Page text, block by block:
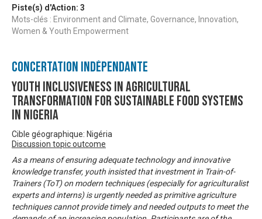
Piste(s) d'Action: 3
Mots-clés : Environment and Climate, Governance, Innovation,
Women & Youth Empowerment
Concertation Indépendante
Youth Inclusiveness In Agricultural
Transformation For Sustainable Food Systems
In Nigeria
Cible géographique: Nigéria
Discussion topic outcome
As a means of ensuring adequate technology and innovative
knowledge transfer, youth insisted that investment in Train-of-
Trainers (ToT) on modern techniques (especially for agriculturalist
experts and interns) is urgently needed as primitive agriculture
techniques cannot provide timely and needed outputs to meet the